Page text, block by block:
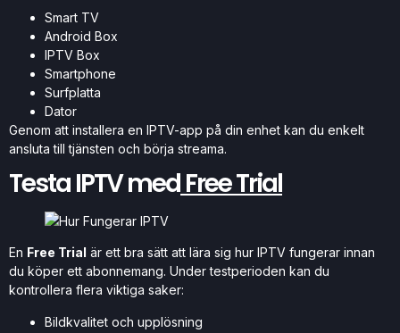
Smart TV
Android Box
IPTV Box
Smartphone
Surfplatta
Dator
Genom att installera en IPTV-app på din enhet kan du enkelt
ansluta till tjänsten och börja streama.
Testa IPTV medFree Trial
En Free Trial är ett bra sätt att lära sig hur IPTV fungerar innan
du köper ett abonnemang. Under testperioden kan du
kontrollera flera viktiga saker:
Bildkvalitet och upplösning